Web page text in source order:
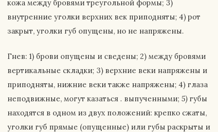
кожа между бровями треугольной формы; 3)
внутренние уголки верхних век приподняты; 4) рот
закрыт, уголки губ опущены, но не напряжены.
Гнев: 1) брови опущены и сведены; 2) между бровями
вертикальные складки; 3) верхние веки напряжены и
приподняты, нижние веки также напряжены; 4) глаза
неподвижные, могут казаться . выпученными; 5) губы
находятся в одном из двух положений: крепко сжаты,
уголки губ прямые (опущенные) или губы раскрыты и